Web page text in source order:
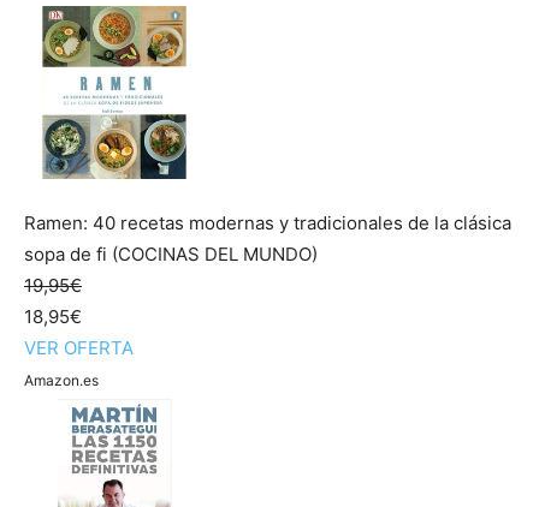
Ramen: 40 recetas modernas y tradicionales de la clásica
sopa de fi (COCINAS DEL MUNDO)
19,95€
18,95€
VER OFERTA
Amazon.es